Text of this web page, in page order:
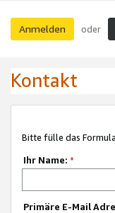
Anmelden oder
Kontakt
Bitte fülle das
Ihr Name: *
Primäre E-Mail